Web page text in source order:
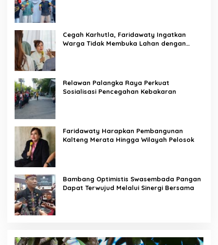
Cegah Karhutla, Faridawaty Ingatkan
Warga Tidak Membuka Lahan dengan
Relawan Palangka Raya Perkuat
Sosialisasi Pencegahan Kebakaran
Faridawaty Harapkan Pembangunan
Kalteng Merata Hingga Wilayah Pelosok
Bambang Optimistis Swasembada Pangan
Dapat Terwujud Melalui Sinergi Bersama